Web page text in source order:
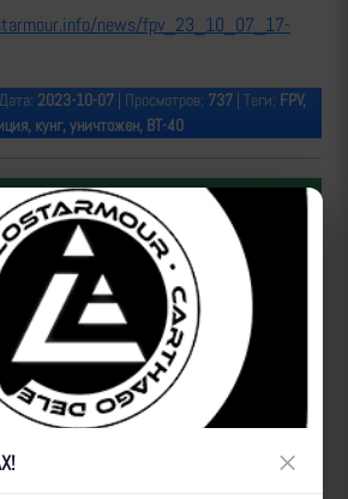
news/fpv_23_10_07_17-
2023-10-07| Просмотров: 737| Теги: FPV,
кунг, уничтожен, ВТ-40
за сегодня видео
×